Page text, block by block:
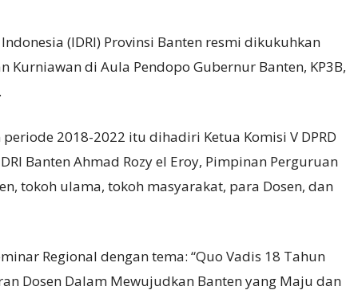
(IDRI) Provinsi Banten resmi dikukuhkan
Kurniawan di Aula Pendopo Gubernur Banten, KP3B,
2018-2022 itu dihadiri Ketua Komisi V DPRD
Banten Ahmad Rozy el Eroy, Pimpinan Perguruan
tokoh ulama, tokoh masyarakat, para Dosen, dan
Regional dengan tema: “Quo Vadis 18 Tahun
Dosen Dalam Mewujudkan Banten yang Maju dan